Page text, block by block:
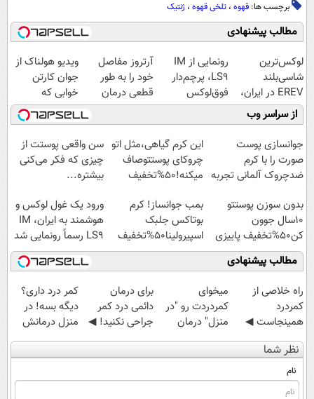
برچسب ها: قهوه ، تلخی قهوه ، ژنتیک
مطالب پیشنهادی
لوکس‌ترین
شاسی‌بلند
EREV در ایران،
توسط نیکا موتور
رونمایی شد!
رونمایی از IM
LS9، پرچم‌دار
فوق‌لوکس
EREV وارد بازار
ایران شد
آرتروز مفاصل
خود را به طور
قطعی درمان
کنید!
◗پرسش‌نامه◖
ویدیو هولناک از
جوان کارتن
خوابی که
میلیاردر شد.
آموزش رایگان
از سراسر وب
جوانسازی پوست
صورت را با کرم
ضدچروک آلمانی تجربه
این کرم گیاهی،مثل اتو
چروکای پوستتوصاف
میکنه!50%تخفیف
سن واقعی پوستت از
چیزی که فکر می‌کنی
بیشتره...
بدون سوزن پوستتو
10سال جوون
کن50%تخفیف پاییزی
بمب جوانساز! کرم
بوتاکس جلبک
اسپیرولینا50%تخفیف
ورود یک غول لوکس و
هوشمند به ایران، IM
LS9 رسماً رونمایی شد
مطالب پیشنهادی
‌راه خلاصی از
کمردرد
همینجاست ◀
فقط کافیه فرم
رو پر کنی!
میخوای
کمردردت رو "در
منزل" درمان
کنی؟ (◂فیلم +
◂پرسش‌نامه)
برای درمان
دائمی درد کمر
جراحی نکنید! ◀
پرسش‌نامه رو پر
کن ▶
کمر درد داری؟
دیگه بسه! در
منزل درمانش
کن
(◀پرسش‌نامه)
نظر شما
نام